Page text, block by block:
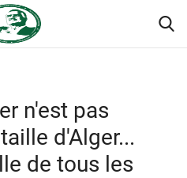
n'est pas
d'Alger...
de tous les